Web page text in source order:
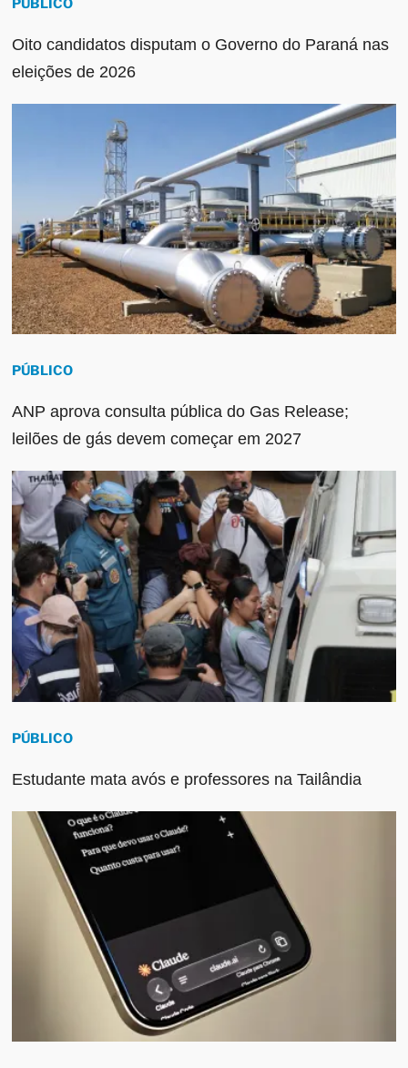
PÚBLICO
Oito candidatos disputam o Governo do Paraná nas
eleições de 2026
PÚBLICO
ANP aprova consulta pública do Gas Release;
leilões de gás devem começar em 2027
PÚBLICO
Estudante mata avós e professores na Tailândia